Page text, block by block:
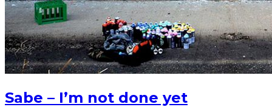
Sabe – I’m not done yet